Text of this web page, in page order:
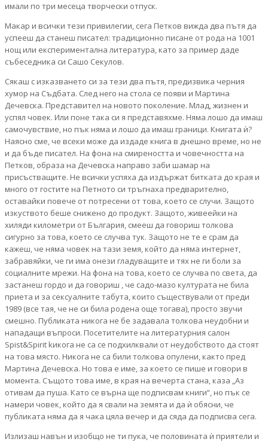
имали по три месеца творчески отпуск.
Макар и всички тези привилегии, сега Петков вижда два пътя да
успееш да станеш писател: традиционно писане от рода на 1001
нощ или експериментална литература, като за пример даде
събеседника си Сашо Секулов.
Сякаш с изказването си за тези два пътя, предизвика черния
хумор на Съдбата. След него на стола се появи и Мартина
Дечевска. Представител на новото поколение. Млад, жизнен и
успял човек. Или поне така си я представяхме. Няма лошо да имаш
самочувствие, но пък няма и лошо да имаш граници. Книгата ѝ?
Наясно сме, че всеки може да издаде книга в днешно време, но не
и да бъде писател. На фона на смиреността и човечността на
Петков, образа на Дечевска направо заби шамар на
присъстващите. Не всички успяха да издържат битката до края и
много от гостите на Петното си тръгнаха предварително,
оставайки повече от потресени от това, което се случи. Защото
изкуството беше снижено до продукт. Защото, живеейки на
хиляди километри от България, смееш да говориш толкова
сигурно за това, което се случва тук. Защото не те е срам да
кажеш, че няма човек на тази земя, който да няма интернет,
забравяйки, че ги има онези гладуващите и тях не ги боли за
социалните мрежи. На фона на това, което се случва по света, да
застанеш гордо и да говориш , че садо-мазо културата не била
приета и за сексуалните табута, които съществували от преди
1989 (все тая, че не си била родена още тогава), просто звучи
смешно. Публиката никога не бе задавала толкова неудобни и
нападащи въпроси. Посетителите на литературния салон
Spist&Spirit kикога не са се пoдхилквали от неудобството да стоят
на това място. Никога не са били толкова опулени, както пред
Мартина Дечевска. Но това е име, за което се пише и говори в
момента. Същото това име, в края на вечерта стана, каза „Аз
отивам да пуша. Като се върна ще подписвам книги“, но пък се
намери човек, който да я свали на земята и да ѝ обясни, че
публиката няма да я чака цяла вечер и да сяда да подписва сега.
Излизаш навън и изобщо не ти пука, че половината ѝ приятели и